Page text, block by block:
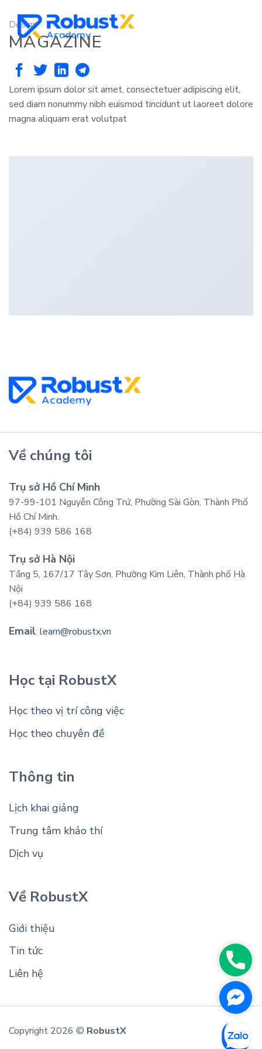
content
Design
MAGAZINE
Lorem ipsum dolor sit amet, consectetuer adipiscing elit,
sed diam nonummy nibh euismod tincidunt ut laoreet dolore
magna aliquam erat volutpat
Về chúng tôi
Trụ sở Hồ Chí Minh
97-99-101 Nguyễn Công Trứ, Phường Sài Gòn, Thành Phố
Hồ Chí Minh.
(+84) 939 586 168
Trụ sở Hà Nội
Tầng 5, 167/17 Tây Sơn, Phường Kim Liên, Thành phố Hà
Nội
(+84) 939 586 168
Email: learn@robustx.vn
Học tại RobustX
Học theo vị trí công việc
Học theo chuyên đề
Thông tin
Lịch khai giảng
Trung tâm khảo thí
Dịch vụ
Về RobustX
Giới thiệu
Tin tức
Liên hệ
Copyright 2026 © RobustX
Phone